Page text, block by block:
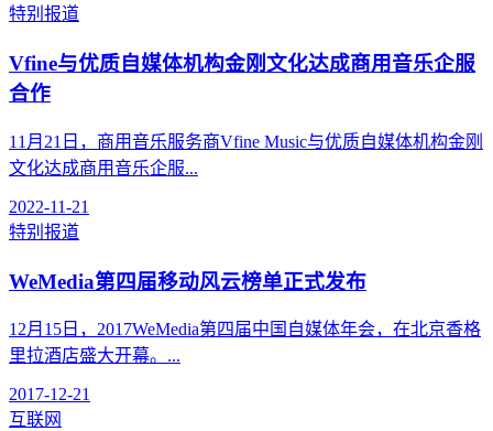
特别报道
Vfine与优质自媒体机构金刚文化达成商用音乐企服
合作
11月21日，商用音乐服务商Vfine Music与优质自媒体机构金刚
文化达成商用音乐企服...
2022-11-21
特别报道
WeMedia第四届移动风云榜单正式发布
12月15日，2017WeMedia第四届中国自媒体年会，在北京香格
里拉酒店盛大开幕。...
2017-12-21
互联网